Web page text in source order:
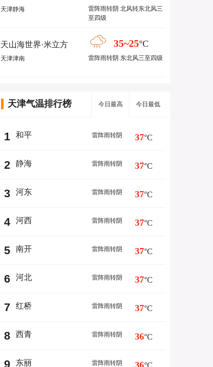
天津静海
雷阵雨转阴 北风转东北风三
至四级
天山海世界·米立方
天津津南
35~25°C
雷阵雨转阴 东北风三至四级
天津气温排行榜 今日最高 今日最低
1 和平 雷阵雨转阴 37°C
2 静海 雷阵雨转阴 37°C
3 河东 雷阵雨转阴 37°C
4 河西 雷阵雨转阴 37°C
5 南开 雷阵雨转阴 37°C
6 河北 雷阵雨转阴 37°C
7 红桥 雷阵雨转阴 37°C
8 西青 雷阵雨转阴 36°C
9 东丽 雷阵雨转阴 36°C